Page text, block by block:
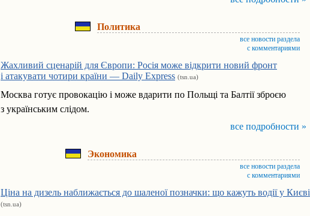
Политика
все новости раздела
с комментариями
Жахливий сценарій для Європи: Росія може відкрити новий фронт
і атакувати чотири країни — Daily Express (tsn.ua)
Москва готує провокацію і може вдарити по Польщі та Балтії зброєю
з українським слідом.
все подробности »
Экономика
все новости раздела
с комментариями
Ціна на дизель наближається до шаленої позначки: що кажуть водії у Києві
(tsn.ua)